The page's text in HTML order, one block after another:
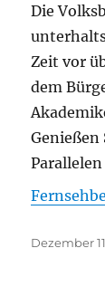
Die
Zeit vor
dem
Genießen
Veröffentlicht
Dezember